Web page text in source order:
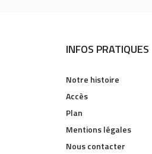
INFOS PRATIQUES
Notre histoire
Accès
Plan
Mentions légales
Nous contacter